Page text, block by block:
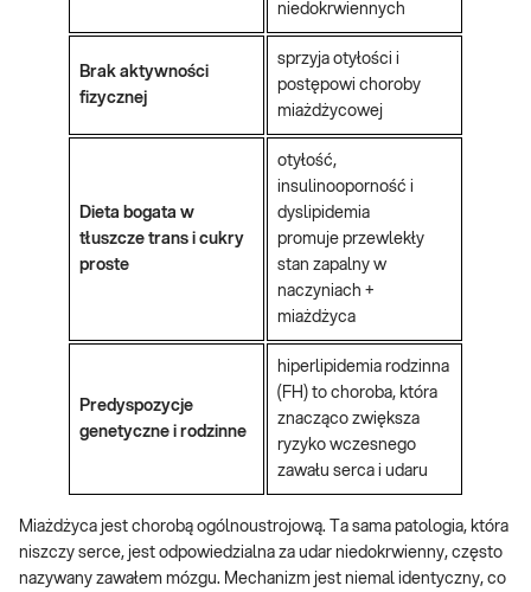
niedokrwiennych
Brak aktywności
fizycznej
sprzyja otyłości i
postępowi choroby
miażdżycowej
Dieta bogata w
tłuszcze trans i cukry
proste
otyłość,
insulinooporność i
dyslipidemia
promuje przewlekły
stan zapalny w
naczyniach +
miażdżyca
Predyspozycje
genetyczne i rodzinne
hiperlipidemia rodzinna
(FH) to choroba, która
znacząco zwiększa
ryzyko wczesnego
zawału serca i udaru
Miażdżyca jest chorobą ogólnoustrojową. Ta sama patologia, która
niszczy serce, jest odpowiedzialna za udar niedokrwienny, często
nazywany zawałem mózgu. Mechanizm jest niemal identyczny, co